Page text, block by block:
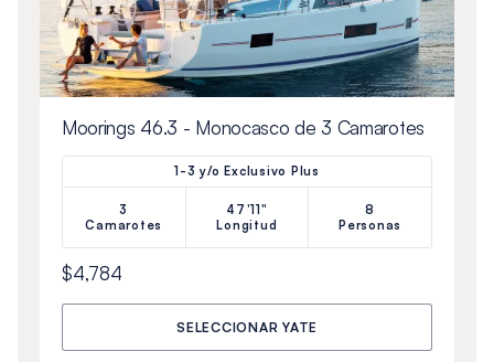
Moorings 46.3 - Monocasco de 3 Camarotes
1-3 y/o Exclusivo Plus
3
Camarotes
47'11"
Longitud
8
Personas
$4,784
SELECCIONAR YATE